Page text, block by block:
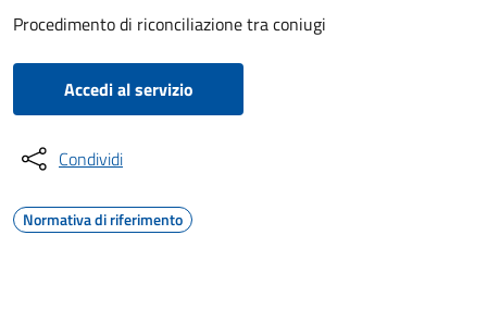
Procedimento di riconciliazione tra coniugi
Accedi al servizio
Condividi
Normativa di riferimento